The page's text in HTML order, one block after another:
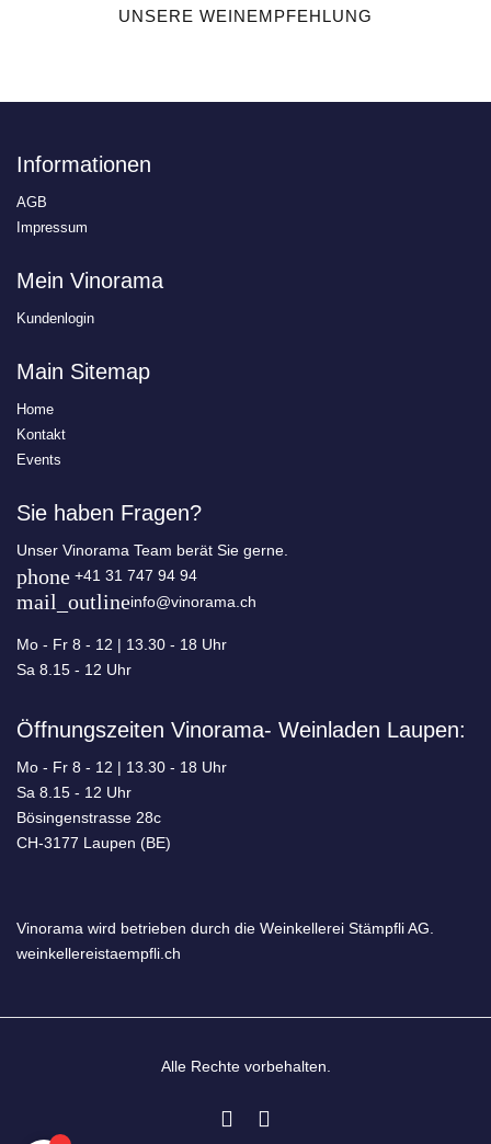
UNSERE WEINEMPFEHLUNG
Informationen
AGB
Impressum
Mein Vinorama
Kundenlogin
Main Sitemap
Home
Kontakt
Events
Sie haben Fragen?
Unser Vinorama Team berät Sie gerne.
phone +41 31 747 94 94
mail_outlineinfo@vinorama.ch
Mo - Fr 8 - 12 | 13.30 - 18 Uhr
Sa 8.15 - 12 Uhr
Öffnungszeiten Vinorama- Weinladen Laupen:
Mo - Fr 8 - 12 | 13.30 - 18 Uhr
Sa 8.15 - 12 Uhr
Bösingenstrasse 28c
CH-3177 Laupen (BE)
Vinorama wird betrieben durch die Weinkellerei Stämpfli AG.
weinkellereistaempfli.ch
Alle Rechte vorbehalten.